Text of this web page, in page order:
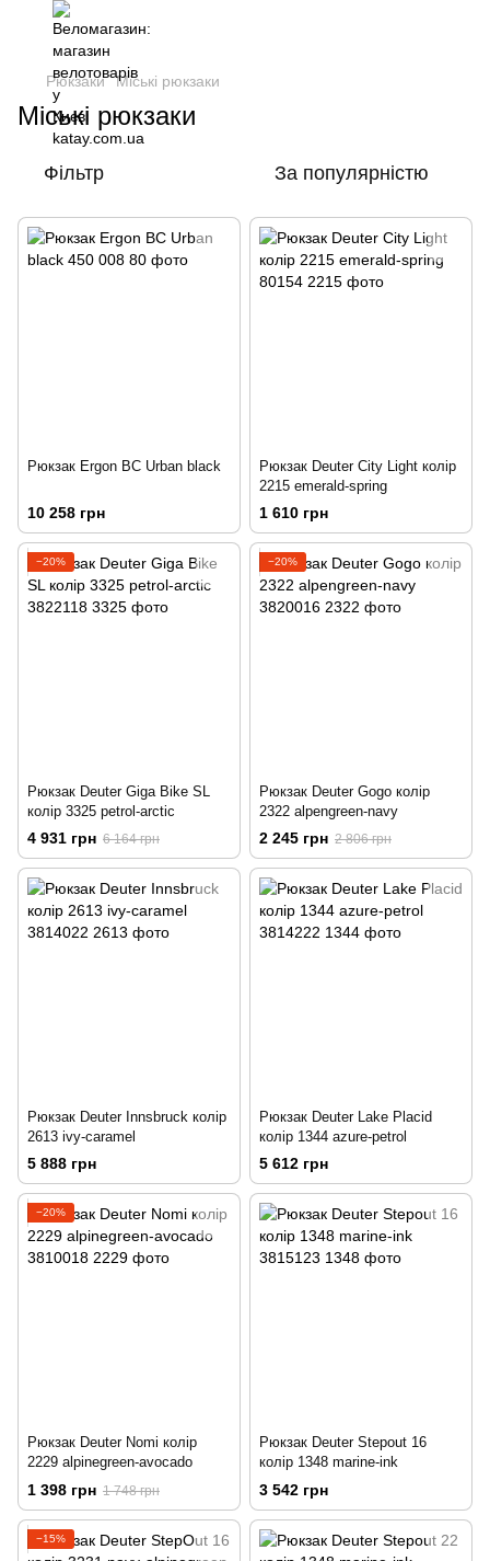
Рюкзаки Міські рюкзаки
Міські рюкзаки
Фільтр За популярністю
Рюкзак Ergon BC Urban black
10 258 грн
Рюкзак Deuter City Light колір
2215 emerald-spring
1 610 грн
−20%
Рюкзак Deuter Giga Bike SL
колір 3325 petrol-arctic
4 931 грн 6 164 грн
−20%
Рюкзак Deuter Gogo колір
2322 alpengreen-navy
2 245 грн 2 806 грн
Рюкзак Deuter Innsbruck колір
2613 ivy-caramel
5 888 грн
Рюкзак Deuter Lake Placid
колір 1344 azure-petrol
5 612 грн
−20%
Рюкзак Deuter Nomi колір
2229 alpinegreen-avocado
1 398 грн 1 748 грн
Рюкзак Deuter Stepout 16
колір 1348 marine-ink
3 542 грн
−15%